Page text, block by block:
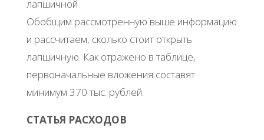
лапшичной
Обобщим рассмотренную выше информацию
и рассчитаем, сколько стоит открыть
лапшичную. Как отражено в таблице,
первоначальные вложения составят
минимум 370 тыс. рублей.
СТАТЬЯ РАСХОДОВ